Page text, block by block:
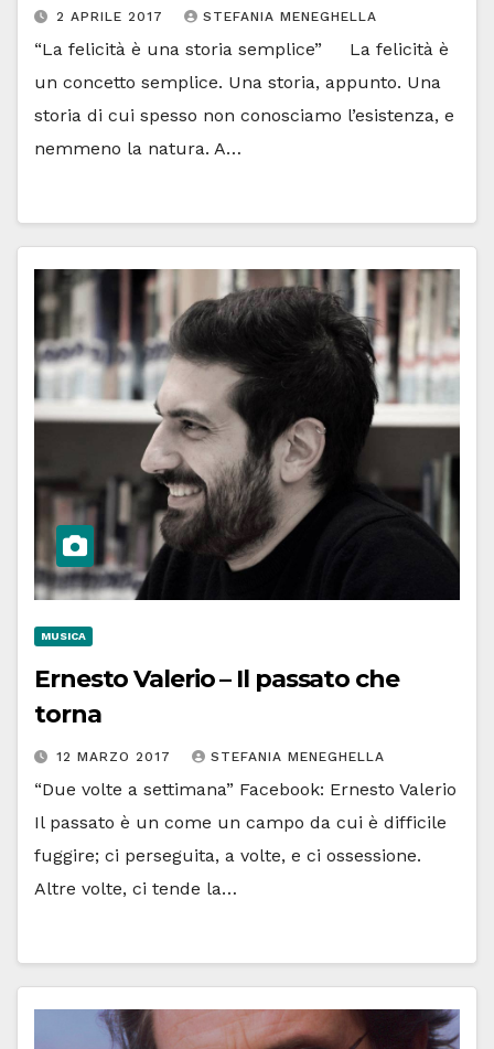
2 APRILE 2017 STEFANIA MENEGHELLA
“La felicità è una storia semplice” La felicità è
un concetto semplice. Una storia, appunto. Una
storia di cui spesso non conosciamo l’esistenza, e
nemmeno la natura. A…
MUSICA
Ernesto Valerio – Il passato che
torna
12 MARZO 2017 STEFANIA MENEGHELLA
“Due volte a settimana” Facebook: Ernesto Valerio
Il passato è un come un campo da cui è difficile
fuggire; ci perseguita, a volte, e ci ossessione.
Altre volte, ci tende la…